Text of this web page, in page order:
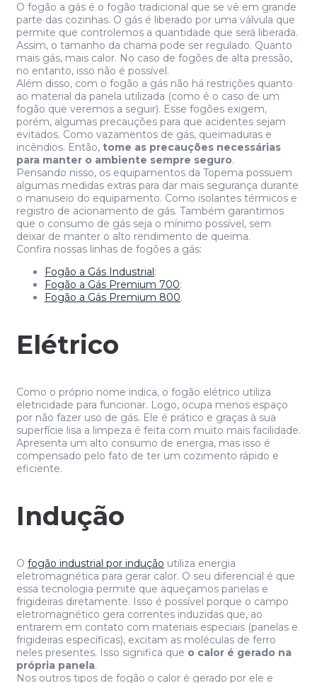
O fogão a gás é o fogão tradicional que se vê em grande
parte das cozinhas. O gás é liberado por uma válvula que
permite que controlemos a quantidade que será liberada.
Assim, o tamanho da chama pode ser regulado. Quanto
mais gás, mais calor. No caso de fogões de alta pressão,
no entanto, isso não é possível.
Além disso, com o fogão a gás não há restrições quanto
ao material da panela utilizada (como é o caso de um
fogão que veremos a seguir). Esse fogões exigem,
porém, algumas precauções para que acidentes sejam
evitados. Como vazamentos de gás, queimaduras e
incêndios. Então, tome as precauções necessárias
para manter o ambiente sempre seguro.
Pensando nisso, os equipamentos da Topema possuem
algumas medidas extras para dar mais segurança durante
o manuseio do equipamento. Como isolantes térmicos e
registro de acionamento de gás. Também garantimos
que o consumo de gás seja o mínimo possível, sem
deixar de manter o alto rendimento de queima.
Confira nossas linhas de fogões a gás:
Fogão a Gás Industrial ;
Fogão a Gás Premium 700;
Fogão a Gás Premium 800.
Elétrico
Como o próprio nome indica, o fogão elétrico utiliza
eletricidade para funcionar. Logo, ocupa menos espaço
por não fazer uso de gás. Ele é prático e graças à sua
superfície lisa a limpeza é feita com muito mais facilidade.
Apresenta um alto consumo de energia, mas isso é
compensado pelo fato de ter um cozimento rápido e
eficiente.
Indução
O fogão industrial por indução utiliza energia
eletromagnética para gerar calor. O seu diferencial é que
essa tecnologia permite que aqueçamos panelas e
frigideiras diretamente. Isso é possível porque o campo
eletromagnético gera correntes induzidas que, ao
entrarem em contato com materiais especiais (panelas e
frigideiras específicas), excitam as moléculas de ferro
neles presentes. Isso significa que o calor é gerado na
própria panela.
Nos outros tipos de fogão o calor é gerado por ele e